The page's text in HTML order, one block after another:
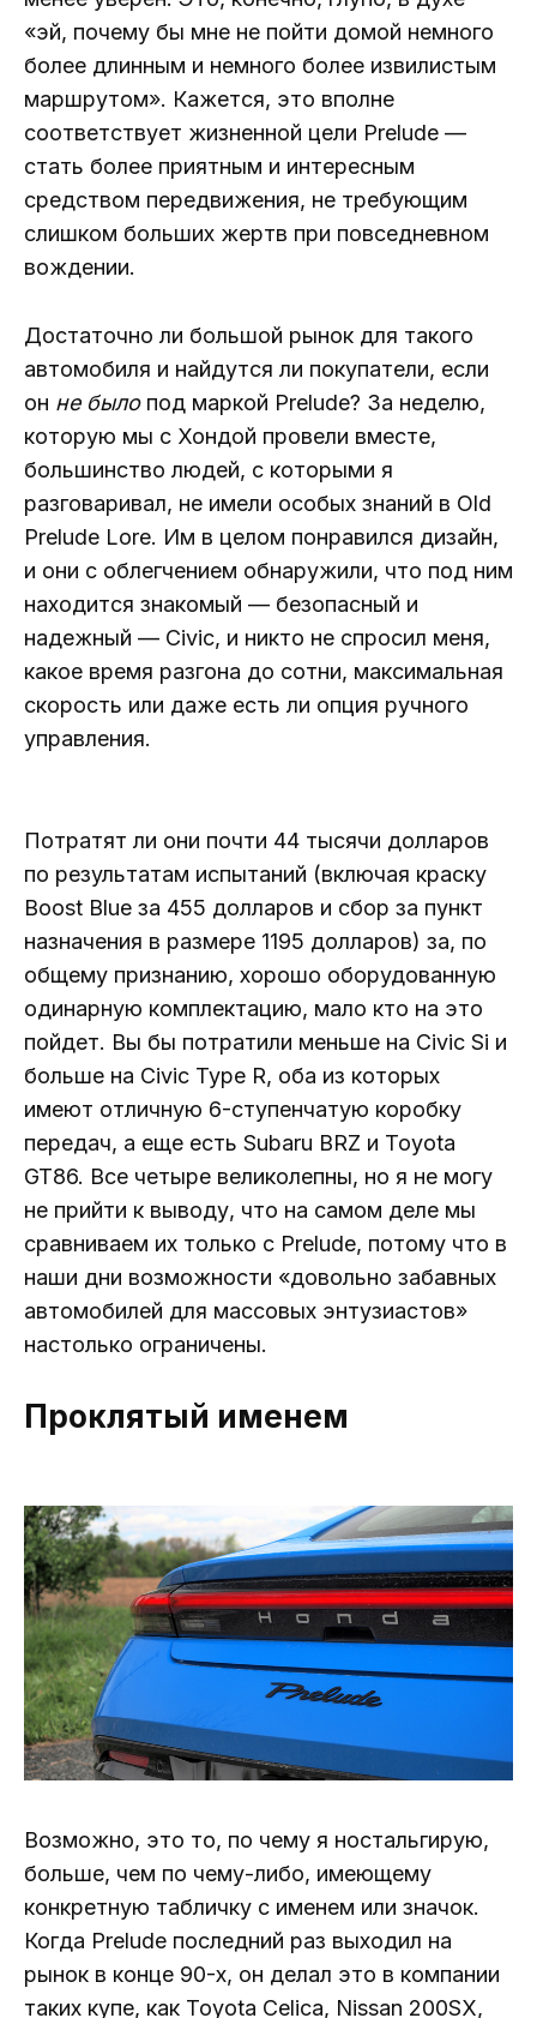
«эй, почему бы мне не пойти домой немного
более длинным и немного более извилистым
маршрутом». Кажется, это вполне
соответствует жизненной цели Prelude —
стать более приятным и интересным
средством передвижения, не требующим
слишком больших жертв при повседневном
вождении.
Достаточно ли большой рынок для такого
автомобиля и найдутся ли покупатели, если
он не былопод маркой Prelude? За неделю,
которую мы с Хондой провели вместе,
большинство людей, с которыми я
разговаривал, не имели особых знаний в Old
Prelude Lore. Им в целом понравился дизайн,
и они с облегчением обнаружили, что под ним
находится знакомый — безопасный и
надежный — Civic, и никто не спросил меня,
какое время разгона до сотни, максимальная
скорость или даже есть ли опция ручного
управления.
Потратят ли они почти 44 тысячи долларов
по результатам испытаний (включая краску
Boost Blue за 455 долларов и сбор за пункт
назначения в размере 1195 долларов) за, по
общему признанию, хорошо оборудованную
одинарную комплектацию, мало кто на это
пойдет. Вы бы потратили меньше на Civic Si и
больше на Civic Type R, оба из которых
имеют отличную 6-ступенчатую коробку
передач, а еще есть Subaru BRZ и Toyota
GT86. Все четыре великолепны, но я не могу
не прийти к выводу, что на самом деле мы
сравниваем их только с Prelude, потому что в
наши дни возможности «довольно забавных
автомобилей для массовых энтузиастов»
настолько ограничены.
Проклятый именем
Возможно, это то, по чему я ностальгирую,
больше, чем по чему-либо, имеющему
конкретную табличку с именем или значок.
Когда Prelude последний раз выходил на
рынок в конце 90-х, он делал это в компании
таких купе, как Toyota Celica, Nissan 200SX,